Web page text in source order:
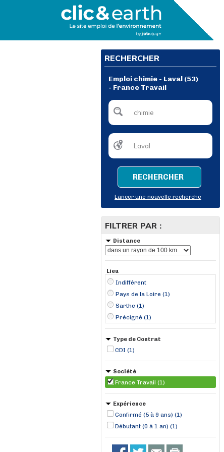
RECHERCHER
Emploi chimie - Laval (53)
- France Travail
RECHERCHER
Lancer une nouvelle recherche
FILTRER PAR :
Distance
Lieu
Indifférent
Pays de la Loire (1)
Sarthe (1)
Précigné (1)
Type de Contrat
CDI (1)
Société
France Travail (1)
Expérience
Confirmé (5 à 9 ans) (1)
Débutant (0 à 1 an) (1)